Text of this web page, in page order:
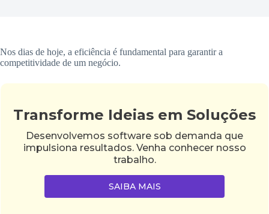
Nos dias de hoje, a eficiência é fundamental para garantir a
competitividade de um negócio.
Transforme Ideias em Soluções
Desenvolvemos software sob demanda que
impulsiona resultados. Venha conhecer nosso
trabalho.
SAIBA MAIS